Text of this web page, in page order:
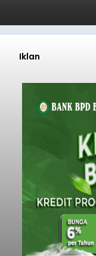
Iklan